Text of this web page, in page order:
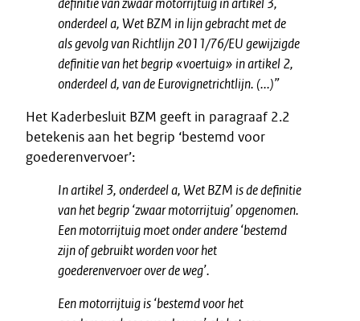
definitie van zwaar motorrijtuig in artikel 3,
onderdeel a, Wet BZM in lijn gebracht met de
als gevolg van Richtlijn 2011/76/EU gewijzigde
definitie van het begrip «voertuig» in artikel 2,
onderdeel d, van de Eurovignetrichtlijn. (...)”
Het Kaderbesluit BZM geeft in paragraaf 2.2
betekenis aan het begrip ‘bestemd voor
goederenvervoer’:
In artikel 3, onderdeel a, Wet BZM is de definitie
van het begrip ‘zwaar motorrijtuig’ opgenomen.
Een motorrijtuig moet onder andere ‘bestemd
zijn of gebruikt worden voor het
goederenvervoer over de weg’.
Een motorrijtuig is ‘bestemd voor het